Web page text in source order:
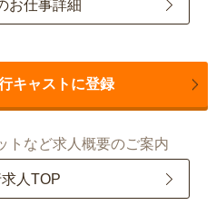
お仕事詳細
キャストに登録
トなど求人概要のご案内
人TOP